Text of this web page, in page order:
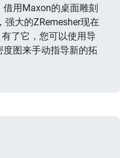
借用Maxon的桌面雕刻
强大的ZRemesher现在
了它，您可以使用导
图来手动指导新的拓